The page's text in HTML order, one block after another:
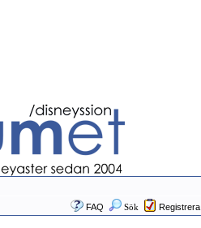
FAQ
Sök Registrera